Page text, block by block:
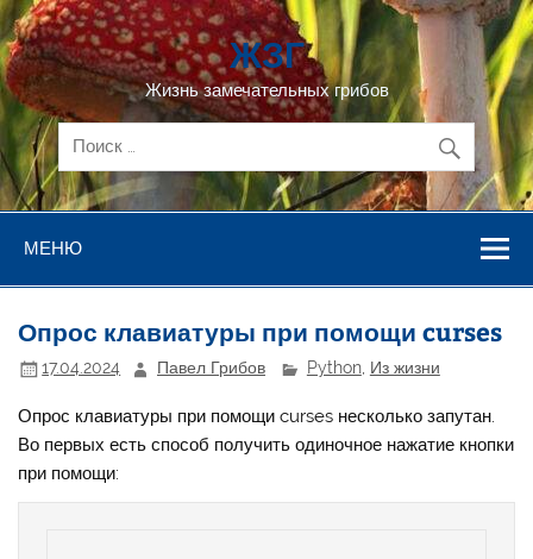
Перейти
к
содержимому
ЖЗГ
Жизнь замечательных грибов
МЕНЮ
Опрос клавиатуры при помощи curses
17.04.2024 Павел Грибов Python, Из жизни
Опрос клавиатуры при помощи curses несколько запутан.
Во первых есть способ получить одиночное нажатие кнопки
при помощи: